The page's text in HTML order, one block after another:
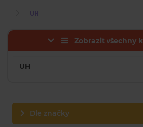
UH
Zobrazit všechny
UH
Dle značky